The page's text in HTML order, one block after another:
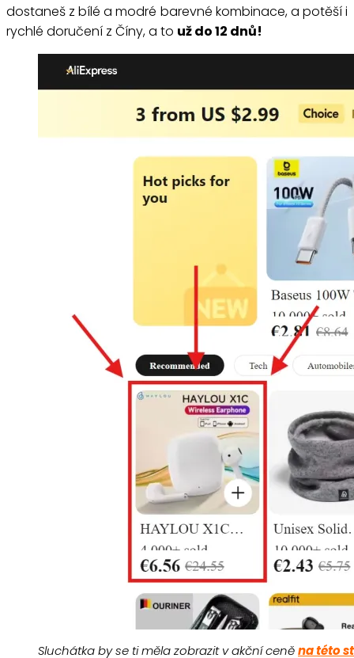
dostaneš z bílé a modré barevné kombinace, a potěší i
rychlé doručení z Číny, a to už do 12 dnů!
Sluchátka by se ti měla zobrazit v akční ceněna této